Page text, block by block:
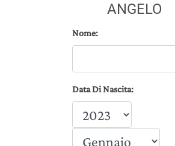
ANGELO
Nome:
Data Di Nascita: